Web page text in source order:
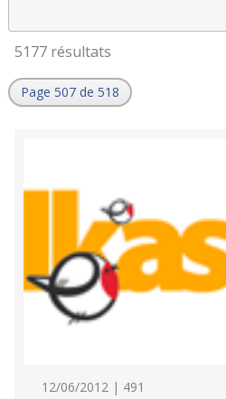
5177 résultats
Page 507 de 518
12/06/2012 | 491